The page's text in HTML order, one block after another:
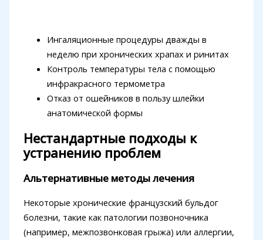
Ингаляционные процедуры дважды в
неделю при хронических храпах и ринитах
Контроль температуры тела с помощью
инфракрасного термометра
Отказ от ошейников в пользу шлейки
анатомической формы
Нестандартные подходы к
устранению проблем
Альтернативные методы лечения
Некоторые хронические французский бульдог
болезни, такие как патологии позвоночника
(например, межпозвонковая грыжа) или аллергии,